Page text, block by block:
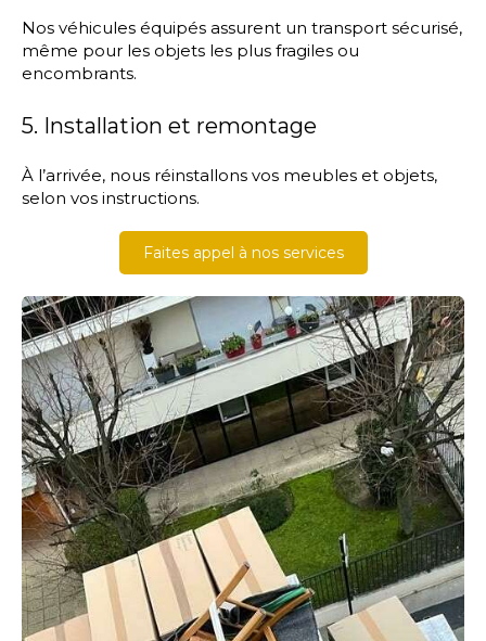
Nos véhicules équipés assurent un transport sécurisé,
même pour les objets les plus fragiles ou
encombrants.
5. Installation et remontage
À l’arrivée, nous réinstallons vos meubles et objets,
selon vos instructions.
Faites appel à nos services